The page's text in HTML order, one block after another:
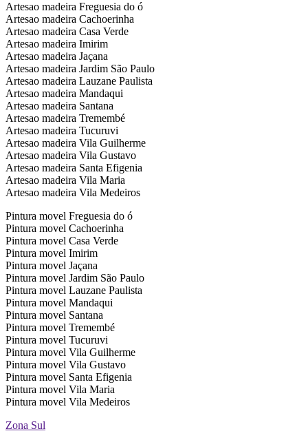
Artesao madeira Freguesia do ó
Artesao madeira Cachoerinha
Artesao madeira Casa Verde
Artesao madeira Imirim
Artesao madeira Jaçana
Artesao madeira Jardim São Paulo
Artesao madeira Lauzane Paulista
Artesao madeira Mandaqui
Artesao madeira Santana
Artesao madeira Tremembé
Artesao madeira Tucuruvi
Artesao madeira Vila Guilherme
Artesao madeira Vila Gustavo
Artesao madeira Santa Efigenia
Artesao madeira Vila Maria
Artesao madeira Vila Medeiros
Pintura movel Freguesia do ó
Pintura movel Cachoerinha
Pintura movel Casa Verde
Pintura movel Imirim
Pintura movel Jaçana
Pintura movel Jardim São Paulo
Pintura movel Lauzane Paulista
Pintura movel Mandaqui
Pintura movel Santana
Pintura movel Tremembé
Pintura movel Tucuruvi
Pintura movel Vila Guilherme
Pintura movel Vila Gustavo
Pintura movel Santa Efigenia
Pintura movel Vila Maria
Pintura movel Vila Medeiros
Zona Sul